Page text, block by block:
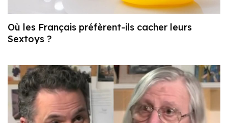
Où les Français préfèrent-ils cacher leurs
Sextoys ?